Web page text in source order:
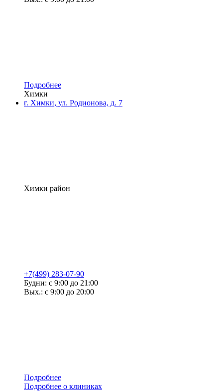
Подробнее
Химки
г. Химки, ул. Родионова, д. 7
Химки район
+7(499) 283-07-90
Будни: с 9:00 до 21:00
Вых.: с 9:00 до 20:00
Подробнее
Подробнее о клиниках